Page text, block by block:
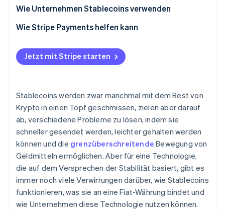
Algorithmische Stablecoins
Qualität und Transparenz der Rückstellungen
Regulierung und rechtliche Klarheit
Marktvertrauen und Erfolgsbilanz
Liquidität und Akzeptanz
Wie Unternehmen Stablecoins verwenden
Internationale Zahlungen
Vermögensschutz in Hochinflationswirtschaften
Bezahlung von Remote-Arbeitskräften und
E-Commerce und Zahlungsabwicklung
Menschen ohne Bankkonto und mit unzureichendem
Bankkonto erreichen
Wie Stripe Payments helfen kann
Jetzt mit Stripe starten
Stablecoins werden zwar manchmal mit dem Rest von
Krypto in einen Topf geschmissen, zielen aber darauf
ab, verschiedene Probleme zu lösen, indem sie
schneller gesendet werden, leichter gehalten werden
können und die grenzüberschreitende Bewegung von
Geldmitteln ermöglichen. Aber für eine Technologie,
die auf dem Versprechen der Stabilität basiert, gibt es
immer noch viele Verwirrungen darüber, wie Stablecoins
funktionieren, was sie an eine Fiat-Währung bindet und
wie Unternehmen diese Technologie nutzen können.